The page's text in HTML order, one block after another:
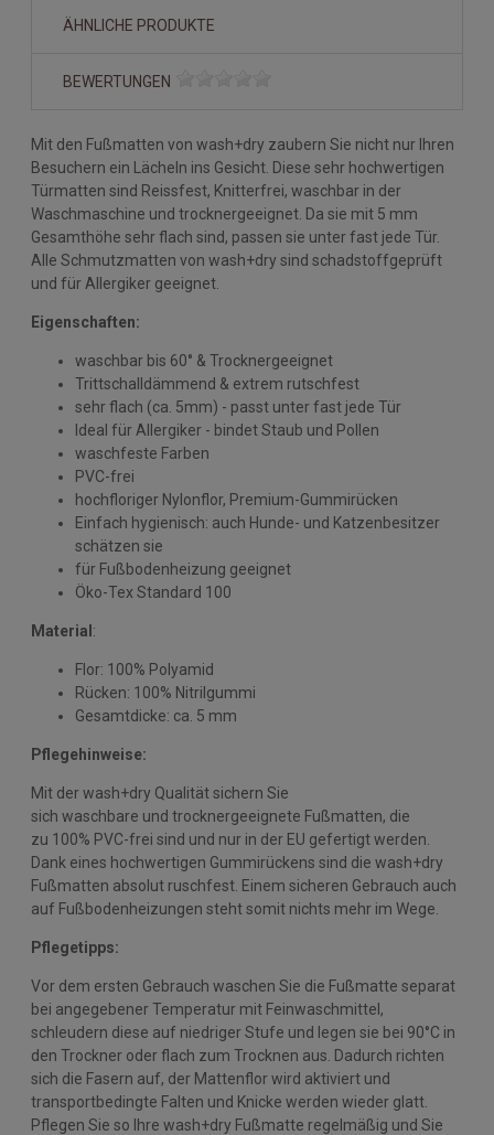
ÄHNLICHE PRODUKTE
BEWERTUNGEN
Mit den Fußmatten von wash+dry zaubern Sie nicht nur Ihren
Besuchern ein Lächeln ins Gesicht. Diese sehr hochwertigen
Türmatten sind Reissfest, Knitterfrei, waschbar in der
Waschmaschine und trocknergeeignet. Da sie mit 5 mm
Gesamthöhe sehr flach sind, passen sie unter fast jede Tür.
Alle Schmutzmatten von wash+dry sind schadstoffgeprüft
und für Allergiker geeignet.
Eigenschaften:
waschbar bis 60° & Trocknergeeignet
Trittschalldämmend & extrem rutschfest
sehr flach (ca. 5mm) - passt unter fast jede Tür
Ideal für Allergiker - bindet Staub und Pollen
waschfeste Farben
PVC-frei
hochfloriger Nylonflor, Premium-Gummirücken
Einfach hygienisch: auch Hunde- und Katzenbesitzer
schätzen sie
für Fußbodenheizung geeignet
Öko-Tex Standard 100
Material :
Flor: 100% Polyamid
Rücken: 100% Nitrilgummi
Gesamtdicke: ca. 5 mm
Pflegehinweise:
Mit der wash+dry Qualität sichern Sie
sich waschbare und trocknergeeignete Fußmatten, die
zu 100% PVC-frei sind und nur in der EU gefertigt werden.
Dank eines hochwertigen Gummirückens sind die wash+dry
Fußmatten absolut ruschfest. Einem sicheren Gebrauch auch
auf Fußbodenheizungen steht somit nichts mehr im Wege.
Pflegetipps:
Vor dem ersten Gebrauch waschen Sie die Fußmatte separat
bei angegebener Temperatur mit Feinwaschmittel,
schleudern diese auf niedriger Stufe und legen sie bei 90°C in
den Trockner oder flach zum Trocknen aus. Dadurch richten
sich die Fasern auf, der Mattenflor wird aktiviert und
transportbedingte Falten und Knicke werden wieder glatt.
Pflegen Sie so Ihre wash+dry Fußmatte regelmäßig und Sie